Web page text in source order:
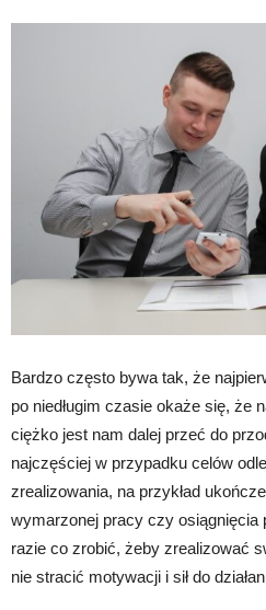
Bardzo często bywa tak, że
po niedługim czasie okaże się, że
ciężko jest nam dalej przeć do
najczęściej w przypadku celów
zrealizowania, na przykład
wymarzonej pracy czy osiągnięcia
razie co zrobić, żeby zrealizować
nie stracić motywacji i sił do